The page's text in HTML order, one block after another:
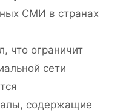
СМИ в странах
что ограничит
сети
содержащие